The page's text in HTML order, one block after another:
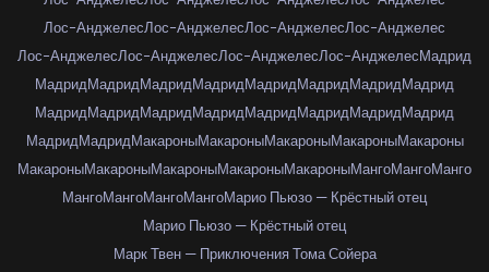
Лос-АнджелесЛос-АнджелесЛос-АнджелесЛос-Анджелес
Лос-АнджелесЛос-АнджелесЛос-АнджелесЛос-АнджелесМадрид
МадридМадридМадридМадридМадридМадридМадридМадрид
МадридМадридМадридМадридМадридМадридМадридМадрид
МадридМадридМакароныМакароныМакароныМакароныМакароны
МакароныМакароныМакароныМакароныМакароныМангоМангоМанго
МангоМангоМангоМангоМарио Пьюзо — Крёстный отец
Марио Пьюзо — Крёстный отец
Марк Твен — Приключения Тома Сойера